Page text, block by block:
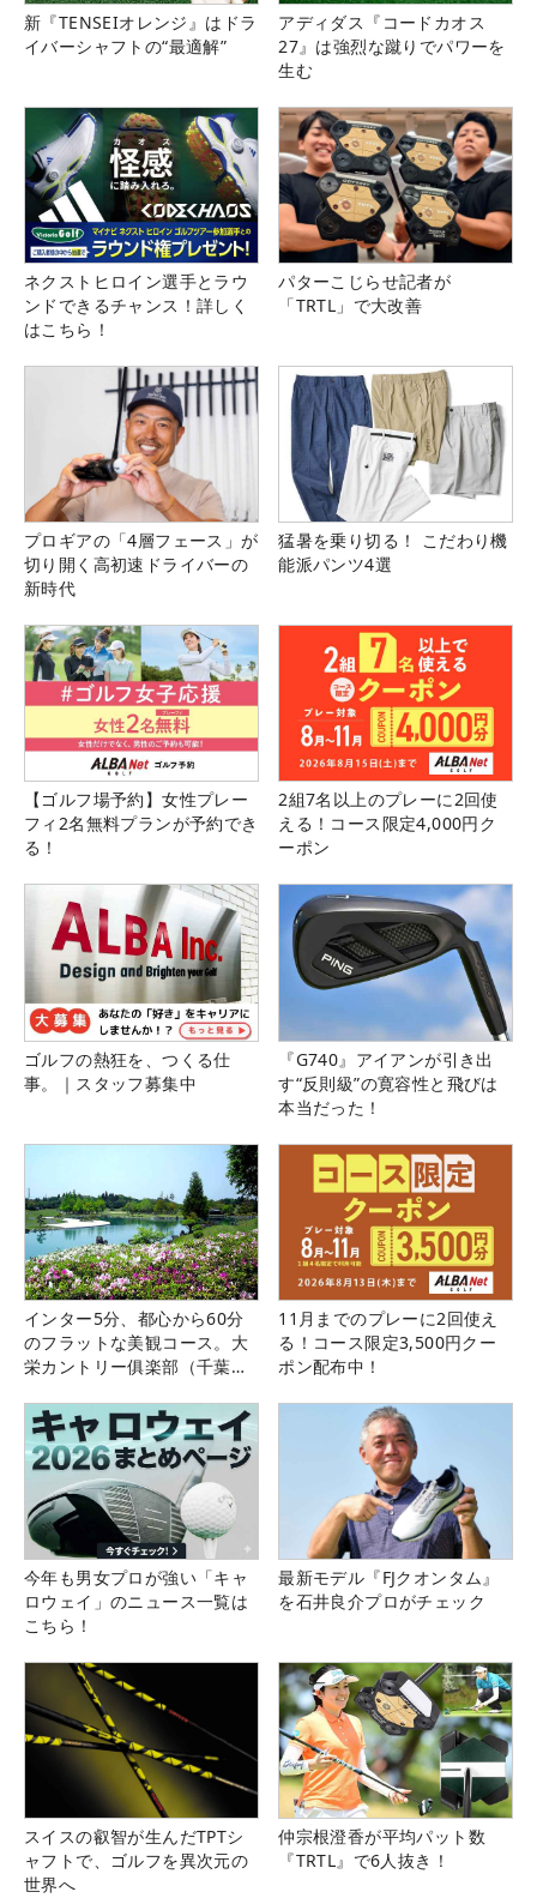
新『TENSEIオレンジ』はドラ
イバーシャフトの“最適解”
アディダス『コードカオス
27』は強烈な蹴りでパワーを
生む
ネクストヒロイン選手とラウ
ンドできるチャンス！詳しく
はこちら！
パターこじらせ記者が
「TRTL」で大改善
プロギアの「4層フェース」が
切り開く高初速ドライバーの
新時代
猛暑を乗り切る！ こだわり機
能派パンツ4選
【ゴルフ場予約】女性プレー
フィ2名無料プランが予約でき
る！
2組7名以上のプレーに2回使
える！コース限定4,000円ク
ーポン
ゴルフの熱狂を、つくる仕
事。｜スタッフ募集中
『G740』アイアンが引き出
す“反則級”の寛容性と飛びは
本当だった！
インター5分、都心から60分
のフラットな美観コース。大
栄カントリー俱楽部（千葉
11月までのプレーに2回使え
る！コース限定3,500円クー
ポン配布中！
今年も男女プロが強い「キャ
ロウェイ」のニュース一覧は
こちら！
最新モデル『FJクオンタム』
を石井良介プロがチェック
スイスの叡智が生んだTPTシ
ャフトで、ゴルフを異次元の
世界へ
仲宗根澄香が平均パット数
『TRTL』で6人抜き！